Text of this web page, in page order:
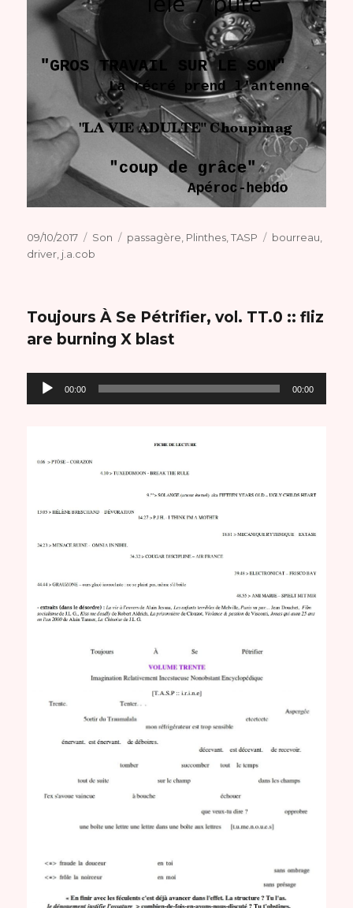
Publié
le
09/10/2017 Format
Son Catégories
passagère, Plinthes,TASP Étiquettes
bourreau,
driver, j.a.cob
Toujours À Se Pétrifier, vol. TT.0 :: fliz
are burning X blast
Lecteur
audio
00:00 00:00